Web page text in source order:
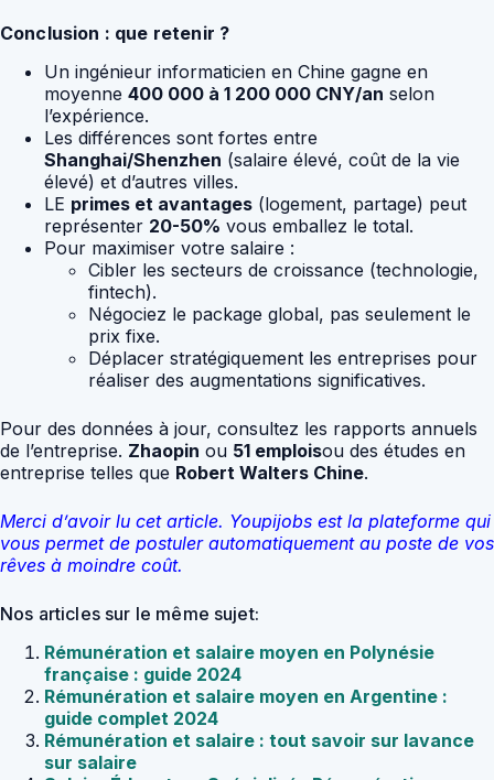
Conclusion : que retenir ?
Un ingénieur informaticien en Chine gagne en
moyenne 400 000 à 1 200 000 CNY/an selon
l’expérience.
Les différences sont fortes entre
Shanghai/Shenzhen (salaire élevé, coût de la vie
élevé) et d’autres villes.
LE primes et avantages (logement, partage) peut
représenter 20-50% vous emballez le total.
Pour maximiser votre salaire :
Cibler les secteurs de croissance (technologie,
fintech).
Négociez le package global, pas seulement le
prix fixe.
Déplacer stratégiquement les entreprises pour
réaliser des augmentations significatives.
Pour des données à jour, consultez les rapports annuels
de l’entreprise. Zhaopin ou 51 emploisou des études en
entreprise telles que Robert Walters Chine.
Merci d’avoir lu cet article. Youpijobs est la plateforme qui
vous permet de postuler automatiquement au poste de vos
rêves à moindre coût.
Nos articles sur le même sujet:
Rémunération et salaire moyen en Polynésie
française : guide 2024
Rémunération et salaire moyen en Argentine :
guide complet 2024
Rémunération et salaire : tout savoir sur lavance
sur salaire